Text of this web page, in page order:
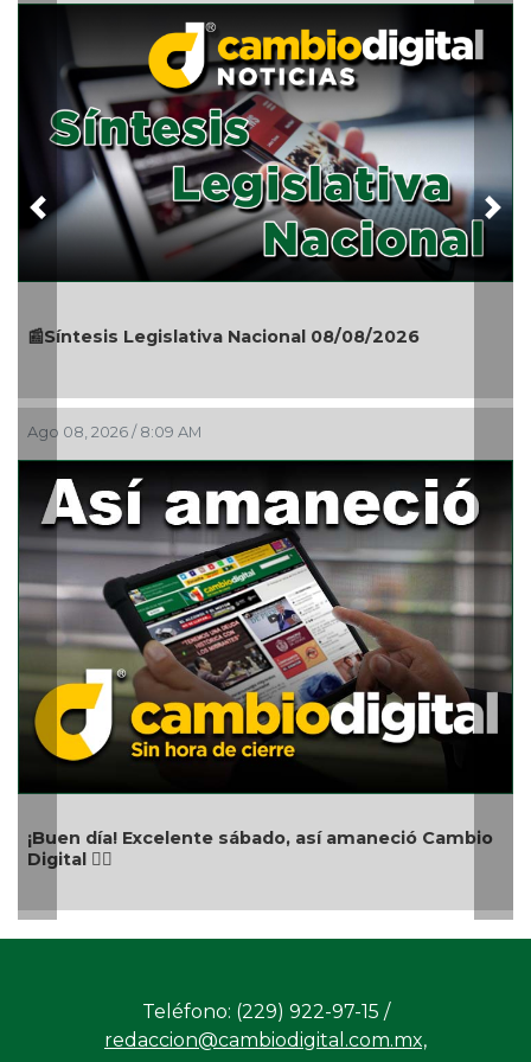
Legislativa Nacional 08/08/2026
2026 / 8:09 AM
día! Excelente sábado, así amaneció Cambio
👍🏻
Previous
Teléfono: (229) 922-97-15 /
redaccion@cambiodigital.com.mx,